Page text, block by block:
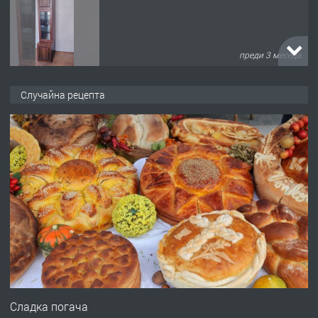
преди 3 месеца
преди 10 месеца
ПРЕДЛАГА
Професионална броячна машина -
със сертификат от ЕЦБ
преди 1 година
ПРЕДЛАГА
Професионална зеленчукорезачка
Случайна рецепта
Сладка погача